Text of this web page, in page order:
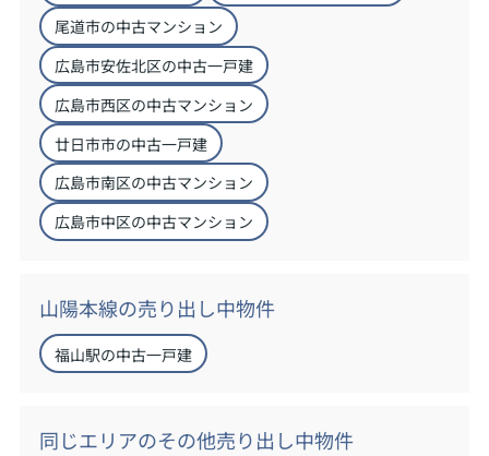
尾道市の中古マンション
広島市安佐北区の中古一戸建
広島市西区の中古マンション
廿日市市の中古一戸建
広島市南区の中古マンション
広島市中区の中古マンション
山陽本線の売り出し中物件
福山駅の中古一戸建
同じエリアのその他売り出し中物件